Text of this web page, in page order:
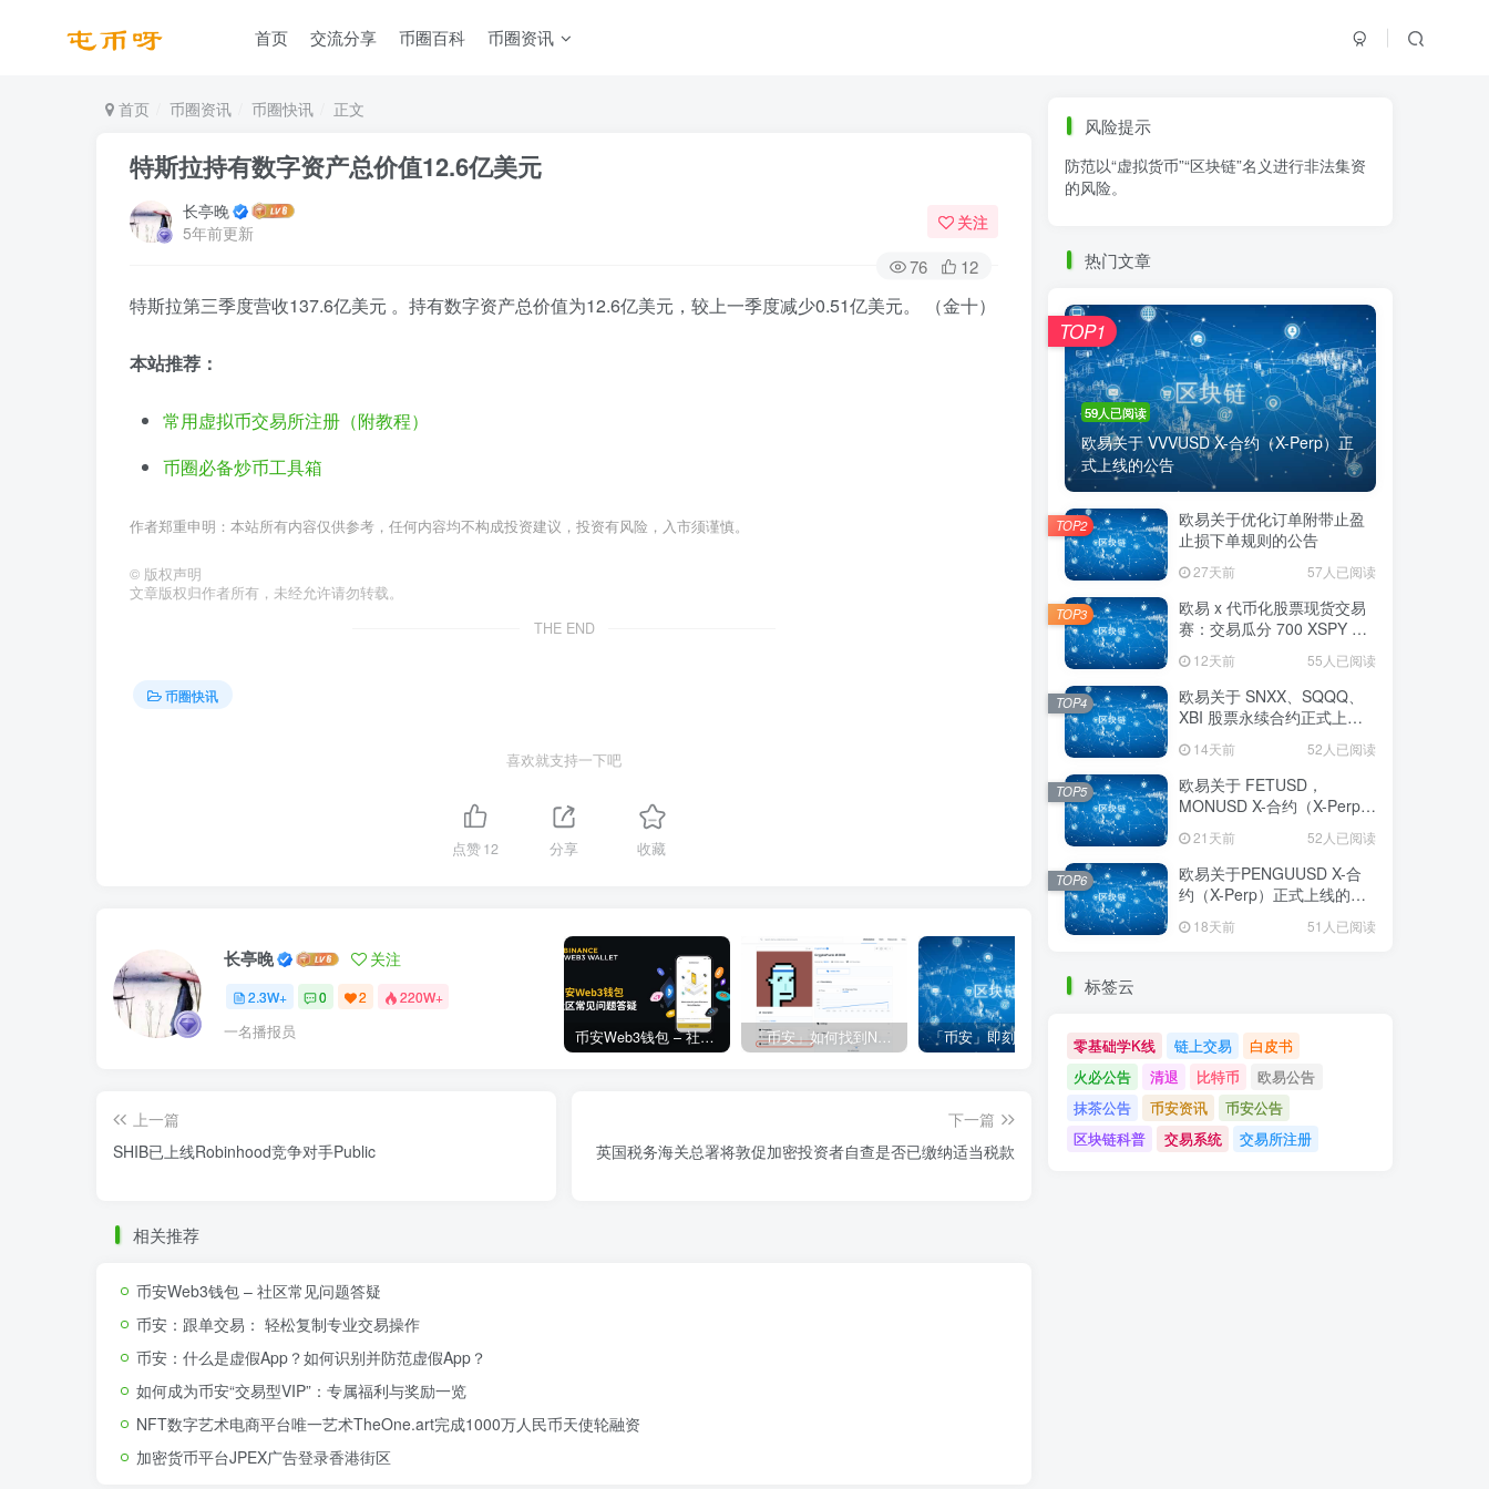
首页 交流分享 币圈百科 币圈资讯
首页 币圈资讯 币圈快讯 正文
特斯拉持有数字资产总价值12.6亿美元
长亭晚
5年前更新
关注
76 12
特斯拉第三季度营收137.6亿美元 。持有数字资产总价值为12.6亿美元，较上一季度减少0.51亿美元。 （金十）
本站推荐：
常用虚拟币交易所注册（附教程）
币圈必备炒币工具箱
作者郑重申明：本站所有内容仅供参考，任何内容均不构成投资建议，投资有风险，入市须谨慎。
© 版权声明
文章版权归作者所有，未经允许请勿转载。
THE END
币圈快讯
喜欢就支持一下吧
点赞12 分享 收藏
长亭晚 关注
2.3W+ 0 2 220W+
一名播报员 币安Web3钱包 – 社区常见问题答疑 「币安」如何找到NFT合约地址？ 「欧易OKX」关于支持BNB Smart Chain（BEP20）网络升级和硬分叉的公告
上一篇
SHIB已上线Robinhood竞争对手Public
下一篇
英国税务海关总署将敦促加密投资者自查是否已缴纳适当税款
相关推荐
币安Web3钱包 – 社区常见问题答疑
币安：跟单交易： 轻松复制专业交易操作
币安：什么是虚假App？如何识别并防范虚假App？
如何成为币安“交易型VIP”：专属福利与奖励一览
NFT数字艺术电商平台唯一艺术TheOne.art完成1000万人民币天使轮融资
加密货币平台JPEX广告登录香港街区
零基础学K线 链上交易
白皮书
火必公告
区块链科普
风险提示
防范以“虚拟货币”“区块链”名义进行非法集资
的风险。
热门文章
59人已阅读
欧易关于 VVVUSD X-合约（X-Perp）正
式上线的公告
TOP1
欧易关于优化订单附带止盈
止损下单规则的公告
27天前 57人已阅读
TOP2
欧易 x 代币化股票现货交易
赛：交易瓜分 700 XSPY 奖
12天前 55人已阅读
TOP3
欧易关于 SNXX、SQQQ、
XBI 股票永续合约正式上线
14天前 52人已阅读
TOP4
欧易关于 FETUSD，
MONUSD X-合约（X-Perp）
21天前 52人已阅读
TOP5
欧易关于PENGUUSD X-合
约（X-Perp）正式上线的公
18天前 51人已阅读
TOP6
标签云
零基础学K线 链上交易
白皮书
火必公告
清退 比特币
欧易公告
抹茶公告
币安资讯
币安公告
区块链科普
交易系统 交易所注册